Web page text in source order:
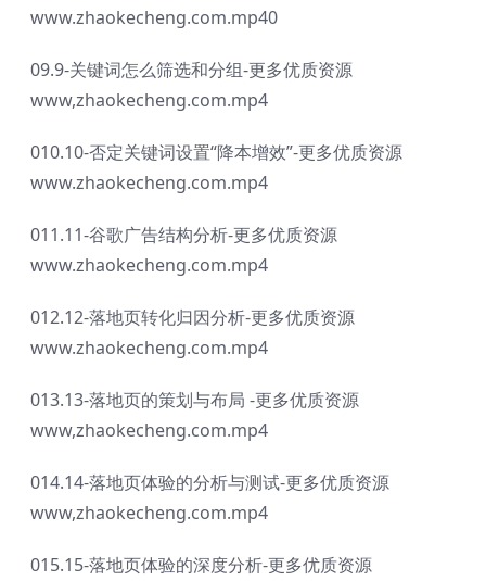
www.zhaokecheng.com.mp40
09.9-关键词怎么筛选和分组-更多优质资源
www,zhaokecheng.com.mp4
010.10-否定关键词设置“降本增效”-更多优质资源
www.zhaokecheng.com.mp4
011.11-谷歌广告结构分析-更多优质资源
www.zhaokecheng.com.mp4
012.12-落地页转化归因分析-更多优质资源
www.zhaokecheng.com.mp4
013.13-落地页的策划与布局 -更多优质资源
www,zhaokecheng.com.mp4
014.14-落地页体验的分析与测试-更多优质资源
www,zhaokecheng.com.mp4
015.15-落地页体验的深度分析-更多优质资源